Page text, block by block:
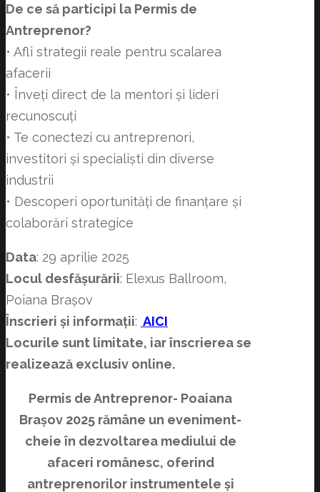
De ce să participi la Permis de
Antreprenor?
• Afli strategii reale pentru scalarea
afacerii
• Înveți direct de la mentori și lideri
recunoscuți
• Te conectezi cu antreprenori,
investitori și specialiști din diverse
industrii
• Descoperi oportunități de finanțare și
colaborări strategice
Data: 29 aprilie 2025
Locul desfășurării: Elexus Ballroom,
Poiana Brașov
Înscrieri și informații: AICI
Locurile sunt limitate, iar înscrierea se
realizează exclusiv online.
Permis de Antreprenor- Poaiana
Brașov 2025 rămâne un eveniment-
cheie în dezvoltarea mediului de
afaceri românesc, oferind
antreprenorilor instrumentele și